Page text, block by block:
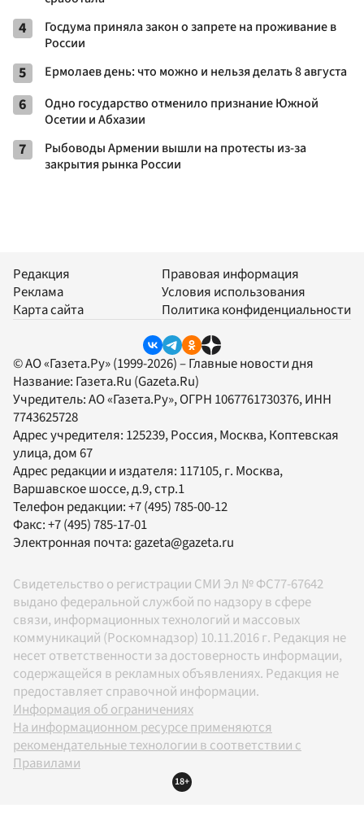
4
Госдума приняла закон о запрете на проживание в
России
5 Ермолаев день: что можно и нельзя делать 8 августа
6
Одно государство отменило признание Южной
Осетии и Абхазии
7
Рыбоводы Армении вышли на протесты из-за
закрытия рынка России
Редакция
Реклама
Карта сайта
Правовая информация
Условия использования
Политика конфиденциальности
© АО «Газета.Ру» (1999-2026) – Главные новости дня
Название: Газета.Ru (Gazeta.Ru)
Учредитель:АО «Газета.Ру», ОГРН 1067761730376, ИНН
7743625728
Адрес учредителя: 125239, Россия, Москва, Коптевская
улица, дом 67
Адрес редакции и издателя: 117105, г. Москва,
Варшавское шоссе, д.9, стр.1
Телефон редакции:+7 (495) 785-00-12
Факс:+7 (495) 785-17-01
Электронная почта:gazeta@gazeta.ru
Свидетельство о регистрации СМИ Эл № ФС77-67642
выдано федеральной службой по надзору в сфере
связи, информационных технологий и массовых
коммуникаций (Роскомнадзор) 10.11.2016 г. Редакция не
несет ответственности за достоверность информации,
содержащейся в рекламных объявлениях. Редакция не
предоставляет справочной информации.
Информация об ограничениях
На информационном ресурсе применяются
рекомендательные технологии в соответствии с
Правилами
18+